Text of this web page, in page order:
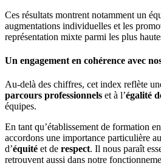
Ces résultats montrent notamment un
augmentations individuelles et les
représentation mixte parmi les plus
Un engagement en cohérence avec
Au-delà des chiffres, cet index reflète
parcours professionnels et à l’égalité
équipes.
En tant qu’établissement de formation en
accordons une importance particulière
d’équité et de respect. Il nous paraît
retrouvent aussi dans notre